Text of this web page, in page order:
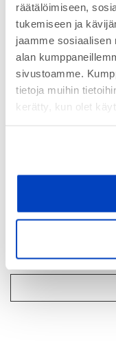
räätälöimiseen,
tukemiseen ja
jaamme sosiaalisen
alan
sivustoamme.
tietoja muihin
kerätty, kun olet
TruPrint 1000
TruPrint1000 3D
Laser luo kappaleen
Ainutlaatuinen ja